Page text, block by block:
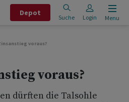
Depot
Suche Login Menu
voraus?
voraus?
dürften die Talsohle